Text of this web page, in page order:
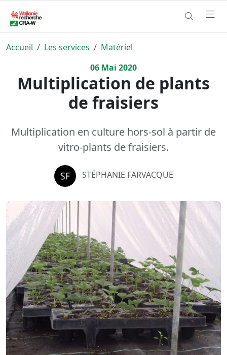
Accueil Les services
Matériel
06 Mai 2020
Multiplication de plants
de fraisiers
Multiplication en culture hors-sol à partir de
vitro-plants de fraisiers.
STÉPHANIE FARVACQUE